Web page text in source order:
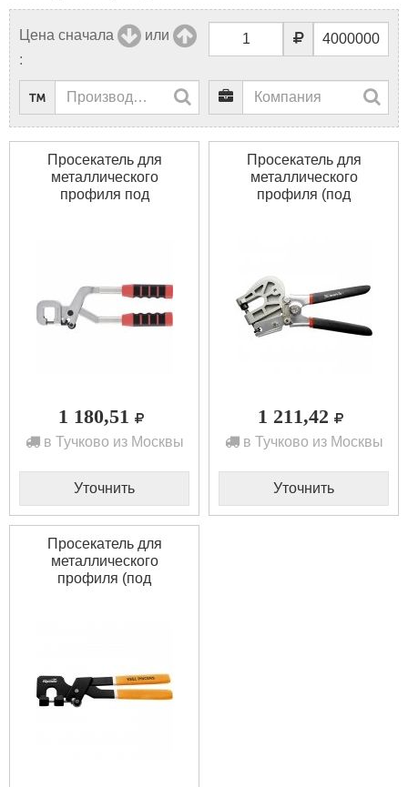
Цена сначала
или
:
Просекатель для
металлического
профиля под
1 180,51
в Тучково из Москвы
Уточнить
Просекатель для
металлического
профиля (под
1 211,42
в Тучково из Москвы
Уточнить
Просекатель для
металлического
профиля (под